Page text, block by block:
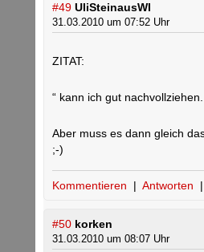
#49 UliSteinausWI
31.03.2010 um 07:52 Uhr
ZITAT:
“ kann ich gut nachvollziehen. „
Aber muss es dann gleich
;-)
Kommentieren | Antworten |
#50 korken
31.03.2010 um 08:07 Uhr